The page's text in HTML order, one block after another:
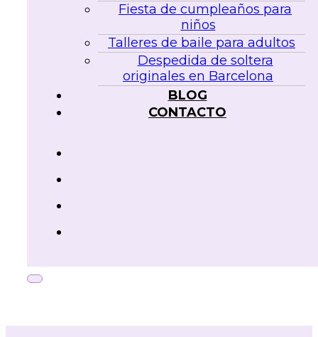
Fiesta de cumpleaños para
niños
Talleres de baile para adultos
Despedida de soltera
originales en Barcelona
BLOG
CONTACTO